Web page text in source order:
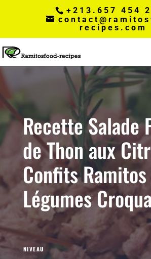
+213.657 454
recipes.com
Recette Salade
de Thon aux
Confits
Légumes
NIVEAU